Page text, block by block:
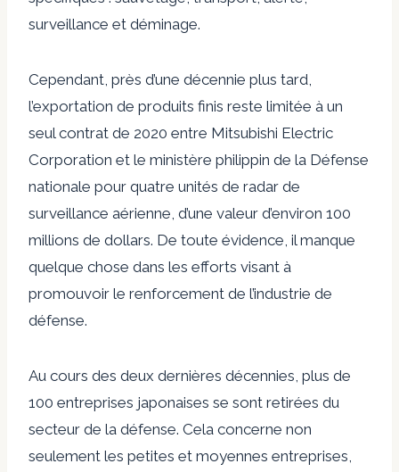
surveillance et déminage.
Cependant, près d’une décennie plus tard,
l’exportation de produits finis reste limitée à un
seul contrat de 2020 entre Mitsubishi Electric
Corporation et le ministère philippin de la Défense
nationale pour quatre unités de radar de
surveillance aérienne, d’une valeur d’environ 100
millions de dollars. De toute évidence, il manque
quelque chose dans les efforts visant à
promouvoir le renforcement de l’industrie de
défense.
Au cours des deux dernières décennies, plus de
100 entreprises japonaises se sont retirées du
secteur de la défense. Cela concerne non
seulement les petites et moyennes entreprises,